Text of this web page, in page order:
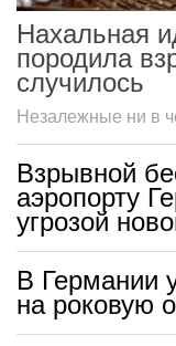
Нахальная
породила
случилось
Незалежные ни в
Взрывной
аэропорту
угрозой
В Германии
на роковую